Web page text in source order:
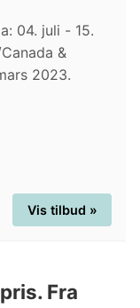
04. juli - 15.
&
2023.
Vis tilbud »
Fra